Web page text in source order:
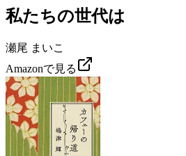
私たちの世代は
瀬尾 まいこ
Amazonで見る